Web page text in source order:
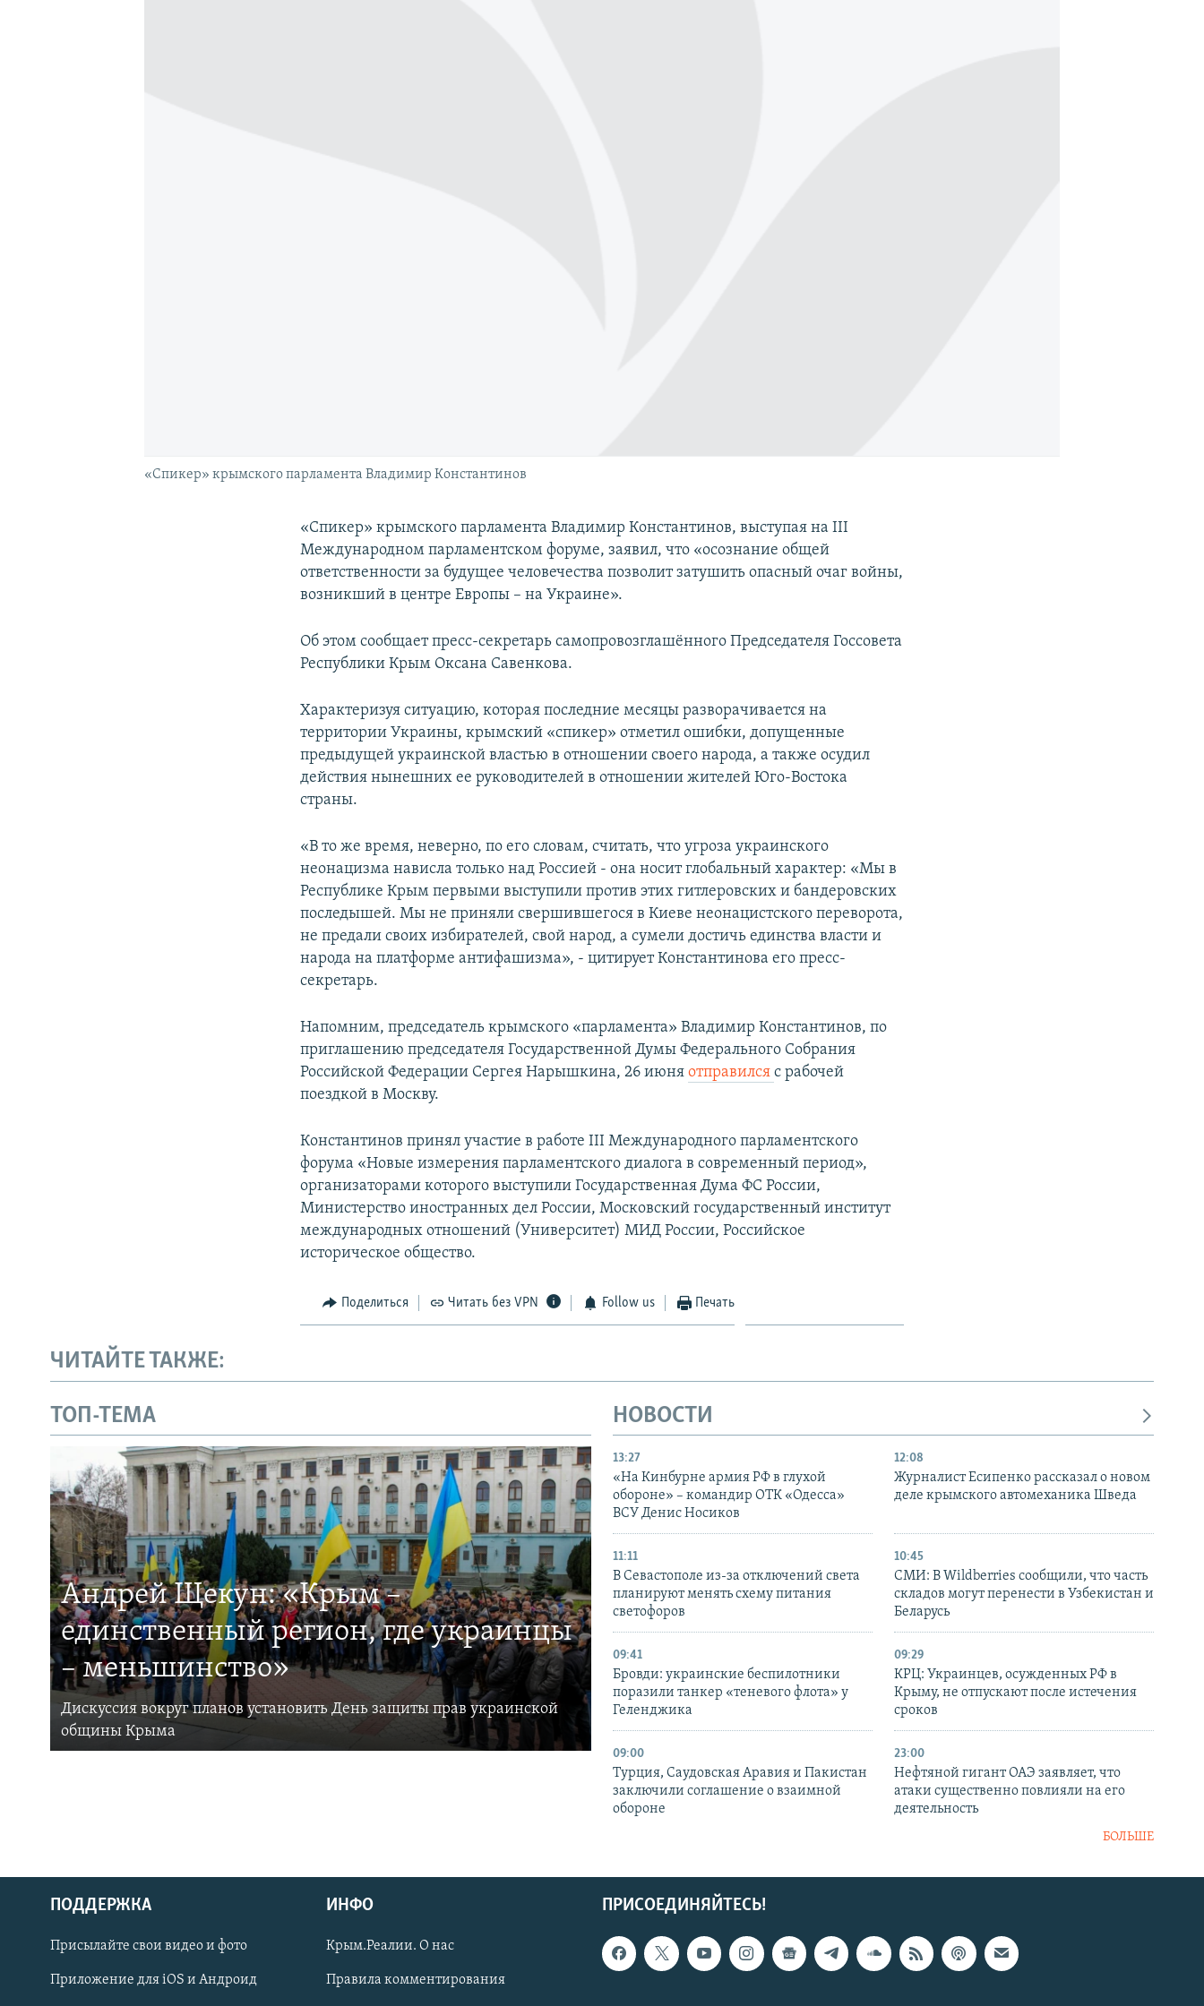
Українською
Qırımtatar
«Спикер» крымского парламента Владимир Константинов
«Спикер» крымского парламента Владимир Константинов, выступая на III
Международном парламентском форуме, заявил, что «осознание общей
ответственности за будущее человечества позволит затушить опасный очаг войны,
возникший в центре Европы – на Украине».
Об этом сообщает пресс-секретарь самопровозглашённого Председателя Госсовета
Республики Крым Оксана Савенкова.
Характеризуя ситуацию, которая последние месяцы разворачивается на
территории Украины, крымский «спикер» отметил ошибки, допущенные
предыдущей украинской властью в отношении своего народа, а также осудил
действия нынешних ее руководителей в отношении жителей Юго-Востока
страны.
«В то же время, неверно, по его словам, считать, что угроза украинского
неонацизма нависла только над Россией - она носит глобальный характер: «Мы в
Республике Крым первыми выступили против этих гитлеровских и бандеровских
последышей. Мы не приняли свершившегося в Киеве неонацистского переворота,
не предали своих избирателей, свой народ, а сумели достичь единства власти и
народа на платформе антифашизма», - цитирует Константинова его пресс-
секретарь.
Напомним, председатель крымского «парламента» Владимир Константинов, по
приглашению председателя Государственной Думы Федерального Собрания
Российской Федерации Сергея Нарышкина, 26 июняотправилсяс рабочей
поездкой в Москву.
Константинов принял участие в работе III Международного парламентского
форума «Новые измерения парламентского диалога в современный период»,
организаторами которого выступили Государственная Дума ФС России,
Министерство иностранных дел России, Московский государственный институт
международных отношений (Университет) МИД России, Российское
историческое общество.
Поделиться Читать без VPN Follow us Печать
ЧИТАЙТЕ ТАКЖЕ:
ТОП-ТЕМА
Андрей Щекун: «Крым –
единственный регион, где украинцы
– меньшинство»
Дискуссия вокруг планов установить День защиты прав украинской
общины Крыма
НОВОСТИ
13:27
«На Кинбурне армия РФ в глухой
обороне» – командир ОТК «Одесса»
ВСУ Денис Носиков
12:08
Журналист Есипенко рассказал о новом
деле крымского автомеханика Шведа
11:11
В Севастополе из-за отключений света
планируют менять схему питания
светофоров
10:45
СМИ: В Wildberries сообщили, что часть
складов могут перенести в Узбекистан и
Беларусь
09:41
Бровди: украинские беспилотники
поразили танкер «теневого флота» у
Геленджика
09:29
КРЦ: Украинцев, осужденных РФ в
Крыму, не отпускают после истечения
сроков
09:00
Турция, Саудовская Аравия и Пакистан
заключили соглашение о взаимной
обороне
23:00
Нефтяной гигант ОАЭ заявляет, что
атаки существенно повлияли на его
деятельность
БОЛЬШЕ
ПРИСОЕДИНЯЙТЕСЬ!
ПОДДЕРЖКА
Присылайте свои видео и фото
Приложение для iOS и Андроид
ИНФО
Крым.Реалии. О нас
Правила комментирования